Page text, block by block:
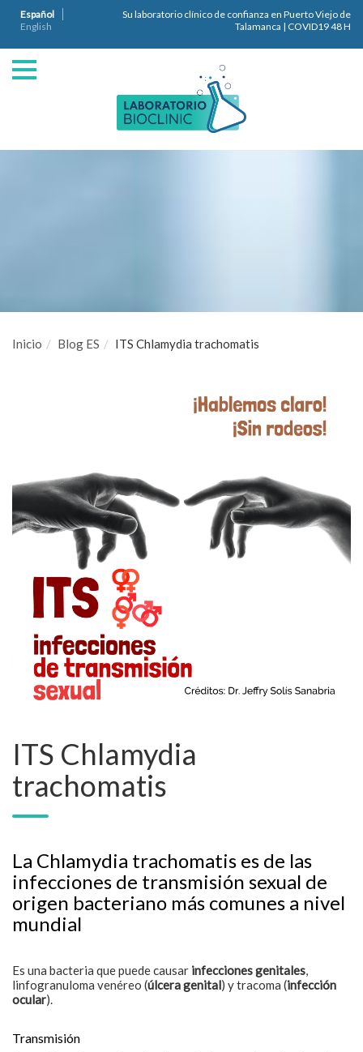
Español
English
Su laboratorio clínico de confianza en Puerto Viejo de
Talamanca | COVID19 48 H
Inicio Blog ES ITS Chlamydia trachomatis
ITS Chlamydia
trachomatis
La Chlamydia trachomatis es de las
infecciones de transmisión sexual de
origen bacteriano más comunes a nivel
mundial
Es una bacteria que puede causar infecciones genitales,
linfogranuloma venéreo (úlcera genital) y tracoma (infección
ocular).
Transmisión